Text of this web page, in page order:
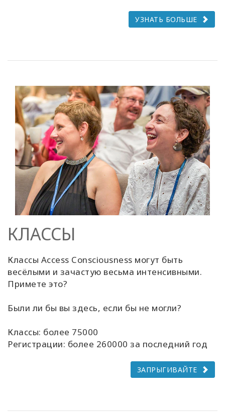
УЗНАТЬ БОЛЬШЕ
КЛАССЫ
Классы Access Consciousness могут быть
весёлыми и зачастую весьма интенсивными.
Примете это?
Были ли бы вы здесь, если бы не могли?
Классы: более 75000
Регистрации: более 260000 за последний год
ЗАПРЫГИВАЙТЕ